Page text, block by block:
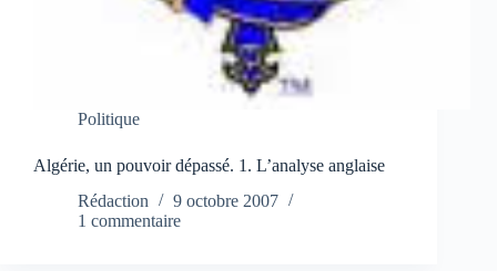
Politique
Algérie, un pouvoir dépassé. 1. L’analyse anglaise
Rédaction
9 octobre 2007
1 commentaire